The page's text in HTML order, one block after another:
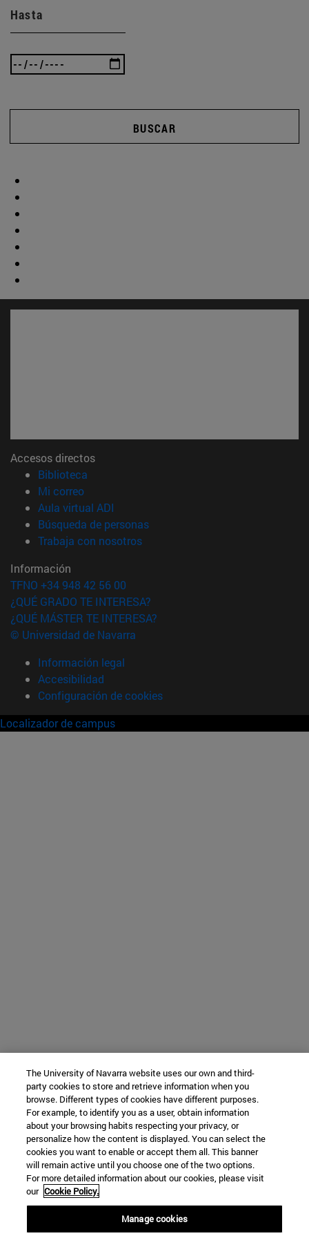
Hasta
BUSCAR
Accesos directos
Biblioteca
Mi correo(abre en nueva ventana)
Aula virtual ADI
Búsqueda de personas(abre en nueva ventana)
Trabaja con nosotros(abre en nueva ventana)
Información
TFNO +34 948 42 56 00
¿QUÉ GRADO TE INTERESA?
¿QUÉ MÁSTER TE INTERESA?
© Universidad de Navarra
Información legal
Accesibilidad
Configuración de cookies
Localizador de campus
The University of Navarra website uses our own and third-
party cookies to store and retrieve information when you
browse. Different types of cookies have different purposes.
For example, to identify you as a user, obtain information
about your browsing habits respecting your privacy, or
personalize how the content is displayed. You can select the
cookies you want to enable or accept them all. This banner
will remain active until you choose one of the two options.
For more detailed information about our cookies, please visit
our Cookie Policy.
Manage cookies